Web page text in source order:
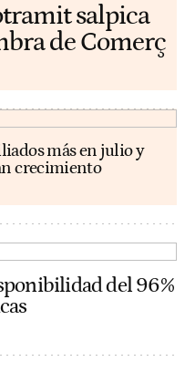
salpica
de Comerç
más en julio y
crecimiento
del 96%